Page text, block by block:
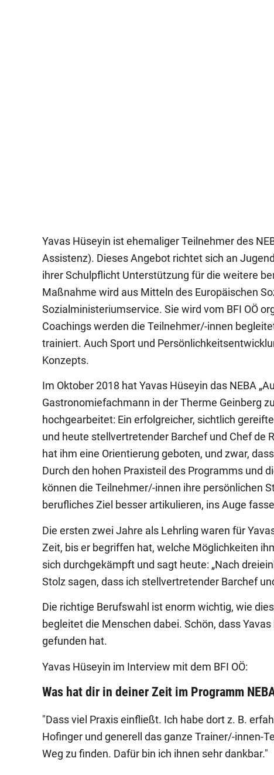
Yavas Hüseyin ist ehemaliger Teilnehmer des
Assistenz). Dieses Angebot richtet sich an
ihrer Schulpflicht Unterstützung für die weitere
Maßnahme wird aus Mitteln des Europäischen
Sozialministeriumservice. Sie wird vom BFI OÖ
Coachings werden die Teilnehmer/-innen
trainiert. Auch Sport und
Konzepts.
Im Oktober 2018 hat Yavas Hüseyin das NEBA
Gastronomiefachmann in der Therme Geinberg
hochgearbeitet: Ein erfolgreicher, sichtlich
und heute stellvertretender Barchef und Chef de
hat ihm eine Orientierung geboten, und zwar,
Durch den hohen Praxisteil des Programms und
können die Teilnehmer/-innen ihre persönlichen
berufliches Ziel besser artikulieren, ins Auge
Die ersten zwei Jahre als Lehrling waren für
Zeit, bis er begriffen hat, welche Möglichkeiten
sich durchgekämpft und sagt heute: „Nach
Stolz sagen, dass ich stellvertretender Barchef
Die richtige Berufswahl ist enorm wichtig, wie
begleitet die Menschen dabei. Schön, dass
gefunden hat.
Yavas Hüseyin im Interview mit dem BFI OÖ:
Was hat dir in deiner Zeit im Programm
"Dass viel Praxis einfließt. Ich habe dort z. B.
Hofinger und generell das ganze Trainer/-innen-
Weg zu finden. Dafür bin ich ihnen sehr dankbar."